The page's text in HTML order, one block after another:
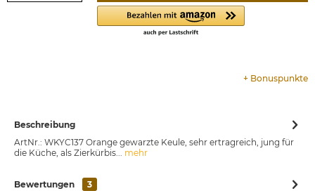
+ Bonuspunkte
Beschreibung
ArtNr.: WKYC137 Orange gewarzte Keule, sehr ertragreich, jung für
die Küche, als Zierkürbis... mehr
Bewertungen
3